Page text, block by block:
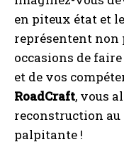
en piteux état et
représentent non
occasions de
et de vos
RoadCraft, vous
reconstruction au
palpitante !